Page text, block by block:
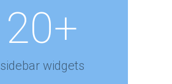
20+
sidebar widgets